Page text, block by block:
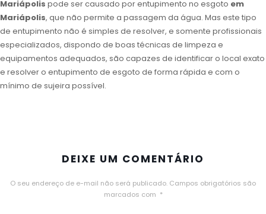
Mariápolis pode ser causado por entupimento no esgoto em
Mariápolis, que não permite a passagem da água. Mas este tipo
de entupimento não é simples de resolver, e somente profissionais
especializados, dispondo de boas técnicas de limpeza e
equipamentos adequados, são capazes de identificar o local exato
e resolver o entupimento de esgoto de forma rápida e com o
mínimo de sujeira possível.
DEIXE UM COMENTÁRIO
O seu endereço de e-mail não será publicado. Campos obrigatórios são
marcados com *